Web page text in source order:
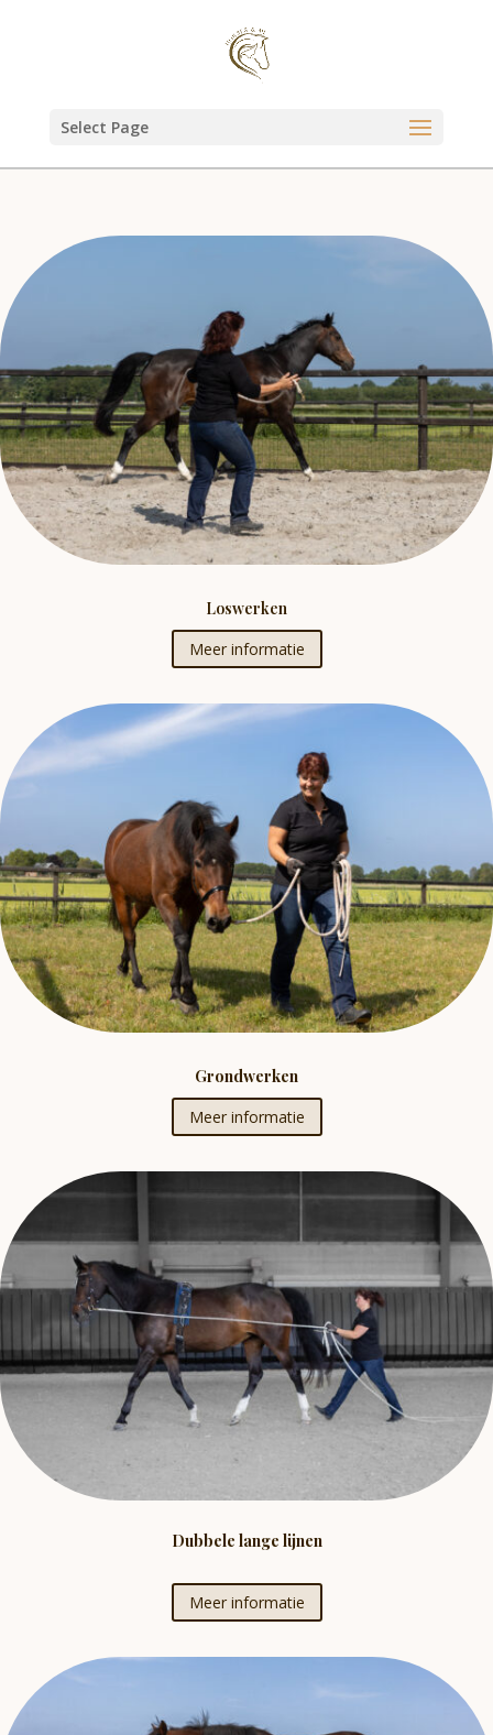
Select Page
Loswerken
Meer informatie
Grondwerken
Meer informatie
Dubbele lange lijnen
Meer informatie